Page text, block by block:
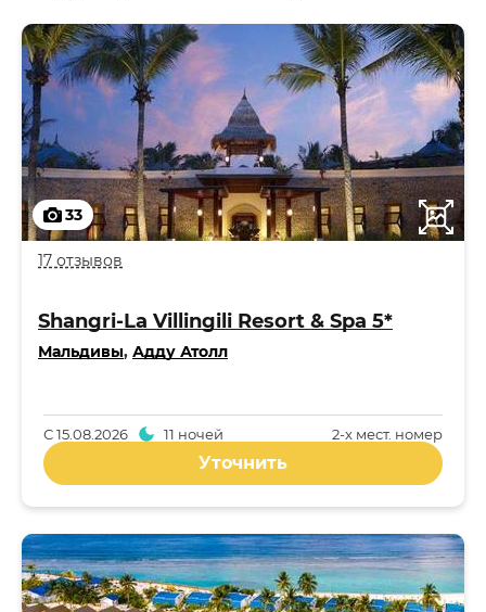
33
17 отзывов
Shangri-La Villingili Resort & Spa 5*
Мальдивы, Адду Атолл
2-x мест. номер
С15.08.2026 11 ночей
Уточнить